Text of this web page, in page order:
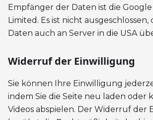
Empfänger der Daten ist die
Limited. Es ist nicht ausgeschlossen,
Daten auch an Server in die USA
Widerruf der Einwilligung
Sie können Ihre Einwilligung
indem Sie die Seite neu laden oder
Videos abspielen. Der Widerruf der